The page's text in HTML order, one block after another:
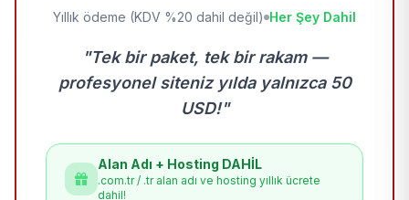
Yıllık ödeme (KDV %20 dahil değil) Her Şey Dahil
"Tek bir paket, tek bir rakam —
profesyonel siteniz yılda yalnızca 50
USD!"
Alan Adı + Hosting DAHİL
.com.tr / .tr alan adı ve hosting yıllık ücrete
dahil!